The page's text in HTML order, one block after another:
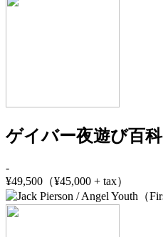
ゲイバー夜遊び百科
-
¥49,500（¥45,000 + tax）